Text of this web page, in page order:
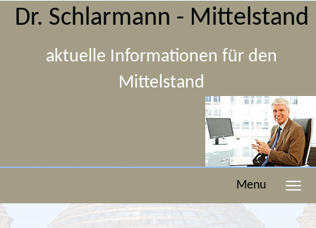
Dr. Schlarmann - Mittelstand
aktuelle Informationen für den
Mittelstand
Menu